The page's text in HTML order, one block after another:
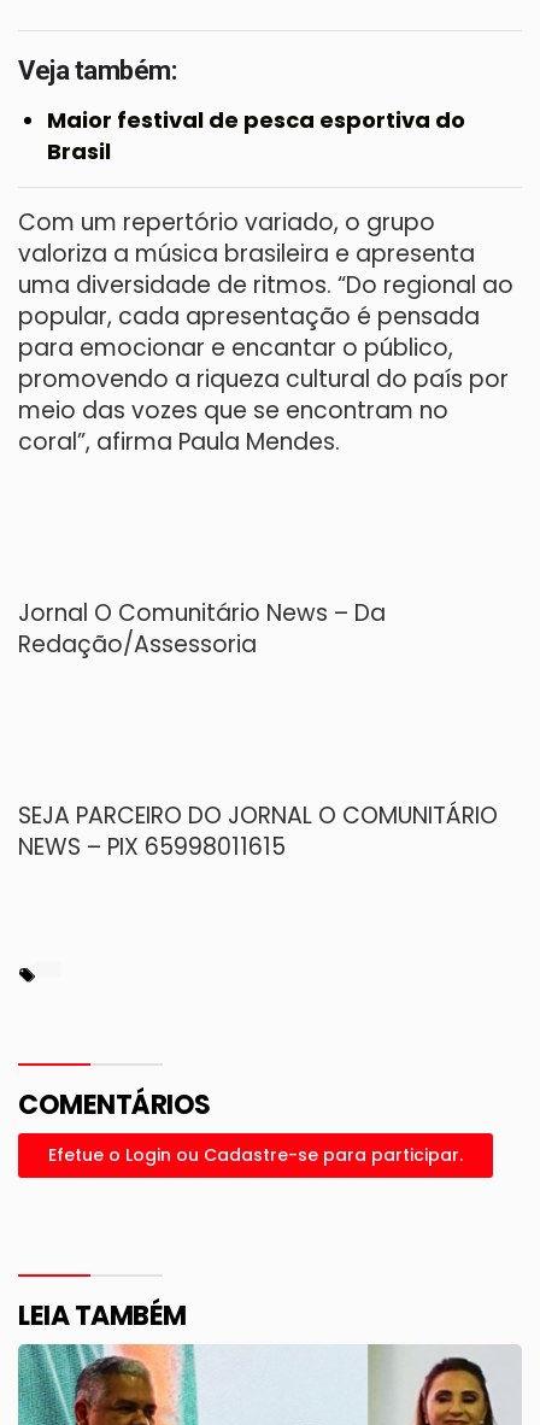
Veja também:
Maior festival de pesca esportiva do
Brasil
Com um repertório variado, o grupo
valoriza a música brasileira e apresenta
uma diversidade de ritmos. “Do regional ao
popular, cada apresentação é pensada
para emocionar e encantar o público,
promovendo a riqueza cultural do país por
meio das vozes que se encontram no
coral”, afirma Paula Mendes.
Jornal O Comunitário News – Da
Redação/Assessoria
SEJA PARCEIRO DO JORNAL O COMUNITÁRIO
NEWS – PIX 65998011615
COMENTÁRIOS
Efetue o Login ou Cadastre-se para participar.
LEIA TAMBÉM